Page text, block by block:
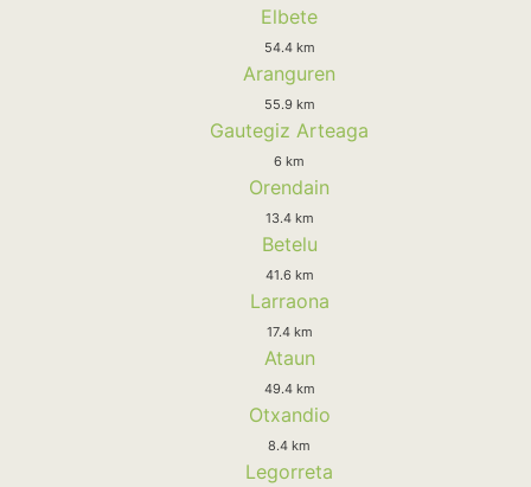
Elbete
54.4 km
Aranguren
55.9 km
Gautegiz Arteaga
6 km
Orendain
13.4 km
Betelu
41.6 km
Larraona
17.4 km
Ataun
49.4 km
Otxandio
8.4 km
Legorreta